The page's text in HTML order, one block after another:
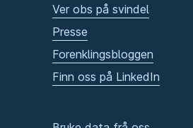
Ver obs på svindel
Presse
Forenklingsbloggen
Finn oss på LinkedIn